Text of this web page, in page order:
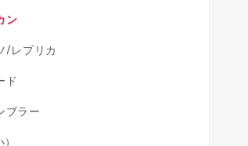
ン
/レプリカ
ド
ブラー